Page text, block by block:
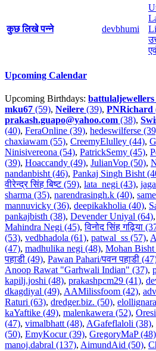
कुछ लिखे पन्ने devbhumi
Upcoming Calendar
Upcoming Birthdays: battulaljewellers
mku67 (59), Neilere (39), PNRichard
prakash.guapo@yahoo.com (38),
(40), FeraOnline (39), hedeswilferse
chaxiawam (55), CreemyElulley (44),
Ninisivereona (54), PatrickSemy (45),
(39), Hoaccandy (49), JulianVop (50),
nandanbisht (46), Pankaj Singh Bisht
वीरेन्द्र सिंह बिष्ट (59), lata_negi (43),
sharma (35), narendrasingh.k (40),
mannuvicky (36), deepikakholia (40),
pankajbisth (38), Devender Uniyal (64),
Mahindra Negi (45),विनोद सिंह गढ़िया
(53), vedbhadola (61), patwal_ss (57),
(47), madhulika negi (48), Mohan Bisht
पहाडी (49), Pawan Pahari/पवन पहाडी
Anoop Rawat "Garhwali Indian" (37),
kapilj.joshi (48), prakashpcm29 (41),
dkagdiyal (49), AAMilissfoom (42),
Raturi (63), dredger.biz. (50),
kaYaftike (49), malenkawera (52),
(47), vimalbhatt (48), AGafeflaloli (38),
(50), EmyKocur (39), GregoryMaP (48)
manoj.dabral (137), AimundAid (50),